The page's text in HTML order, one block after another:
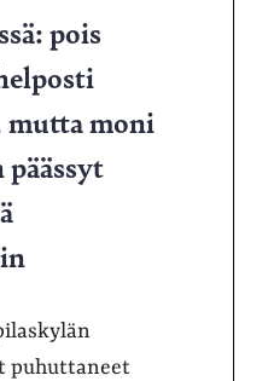
pois
mutta moni
päässyt
puhuttaneet